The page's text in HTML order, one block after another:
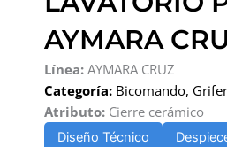
AYMARA
Línea: AYMARA CRUZ
Categoría: Bicomando,
Atributo: Cierre cerámico
Diseño Técnico